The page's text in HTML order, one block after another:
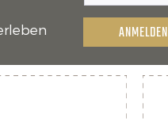
ANMELDEN